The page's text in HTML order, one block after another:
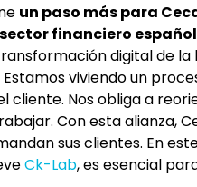
un paso más para
financiero
digital de
Estamos viviendo un
cliente. Nos obliga a
Con esta alianza,
sus clientes. En
Ck-Lab, es esencial